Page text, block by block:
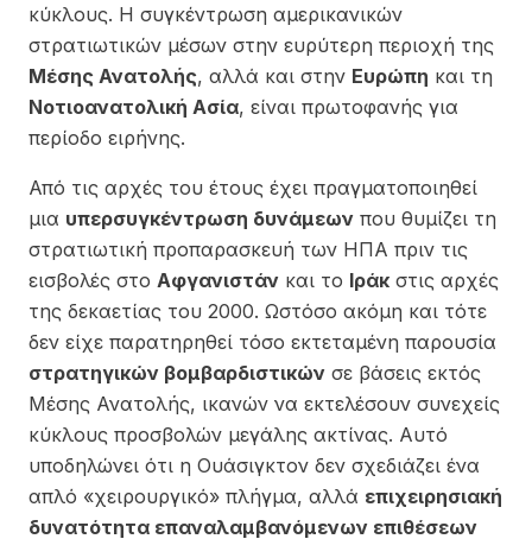
κύκλους. Η συγκέντρωση αμερικανικών
στρατιωτικών μέσων στην ευρύτερη περιοχή της
Μέσης Ανατολής, αλλά και στην Ευρώπη και τη
Νοτιοανατολική Ασία, είναι πρωτοφανής για
περίοδο ειρήνης.
Από τις αρχές του έτους έχει πραγματοποιηθεί
μια υπερσυγκέντρωση δυνάμεων που θυμίζει τη
στρατιωτική προπαρασκευή των ΗΠΑ πριν τις
εισβολές στο Αφγανιστάν και το Ιράκ στις αρχές
της δεκαετίας του 2000. Ωστόσο ακόμη και τότε
δεν είχε παρατηρηθεί τόσο εκτεταμένη παρουσία
στρατηγικών βομβαρδιστικών σε βάσεις εκτός
Μέσης Ανατολής, ικανών να εκτελέσουν συνεχείς
κύκλους προσβολών μεγάλης ακτίνας. Αυτό
υποδηλώνει ότι η Ουάσιγκτον δεν σχεδιάζει ένα
απλό «χειρουργικό» πλήγμα, αλλά επιχειρησιακή
δυνατότητα επαναλαμβανόμενων επιθέσεων